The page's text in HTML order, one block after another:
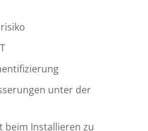
unter der
beim Installieren zu